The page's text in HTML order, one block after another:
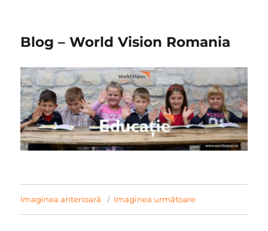
Blog – World Vision Romania
Imaginea anterioară Imaginea următoare